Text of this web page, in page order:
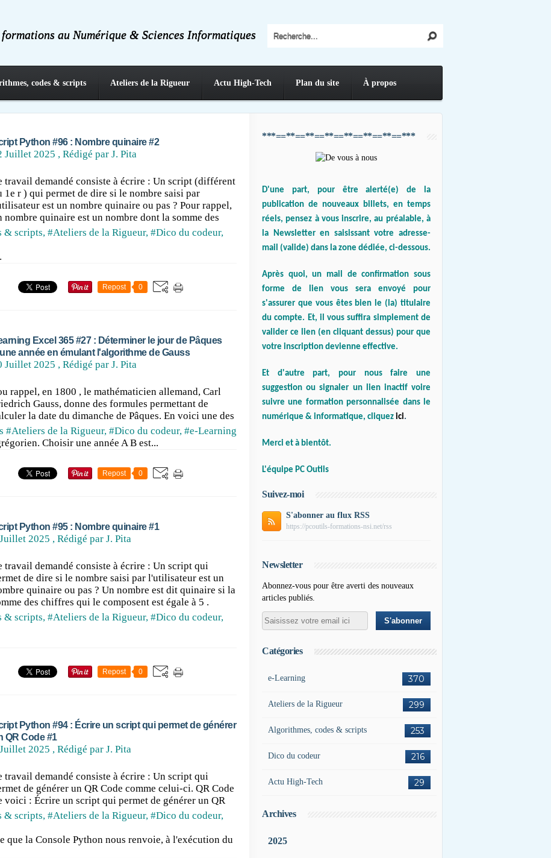
au Numérique & Sciences Informatiques
codes & scripts Ateliers de la Rigueur Actu High-Tech Plan du site À propos
Python #96 : Nombre quinaire #2
Juillet 2025 , Rédigé par J. Pita
& scripts, #Ateliers de la Rigueur, #Dico du codeur,
travail demandé consiste à écrire : Un script (différent
1e r ) qui permet de dire si le nombre saisi par
est un nombre quinaire ou pas ? Pour rappel,
nombre quinaire est un nombre dont la somme des
Repost 0
Excel 365 #27 : Déterminer le jour de Pâques
année en émulant l'algorithme de Gauss
Juillet 2025 , Rédigé par J. Pita
#Ateliers de la Rigueur, #Dico du codeur, #e-Learning
rappel, en 1800 , le mathématicien allemand, Carl
Gauss, donne des formules permettant de
la date du dimanche de Pâques. En voici une des
Choisir une année A B est...
Repost 0
Python #95 : Nombre quinaire #1
2025 , Rédigé par J. Pita
& scripts, #Ateliers de la Rigueur, #Dico du codeur,
travail demandé consiste à écrire : Un script qui
de dire si le nombre saisi par l'utilisateur est un
quinaire ou pas ? Un nombre est dit quinaire si la
des chiffres qui le composent est égale à 5 .
Repost 0
Python #94 : Écrire un script qui permet de générer
QR Code #1
2025 , Rédigé par J. Pita
& scripts, #Ateliers de la Rigueur, #Dico du codeur,
travail demandé consiste à écrire : Un script qui
de générer un QR Code comme celui-ci. QR Code
voici : Écrire un script qui permet de générer un QR
que la Console Python nous renvoie, à l'exécution du
***==**==**==**==**==**==**==***
D'une part, pour être alerté(e) de la
publication de nouveaux billets, en temps
réels, pensez à vous inscrire, au préalable, à
la Newsletter en saisissant votre adresse-
mail (valide) dans la zone dédiée, ci-dessous.
Après quoi, un mail de confirmation sous
forme de lien vous sera envoyé pour
s'assurer que vous êtes bien le (la) titulaire
du compte. Et, il vous suffira simplement de
valider ce lien (en cliquant dessus) pour que
votre inscription devienne effective.
Et d'autre part, pour nous faire une
suggestion ou signaler un lien inactif voire
suivre une formation personnalisée dans le
numérique & informatique, cliquez ici.
Merci et à bientôt.
L'équipe PC Outils
Suivez-moi
S'abonner au flux RSS
https://pcoutils-formations-nsi.net/rss
Newsletter
Abonnez-vous pour être averti des nouveaux
articles publiés.
Catégories
370
e-Learning
299
Ateliers de la Rigueur
253
Algorithmes, codes & scripts
216
Dico du codeur
29
Actu High-Tech
Archives
2025